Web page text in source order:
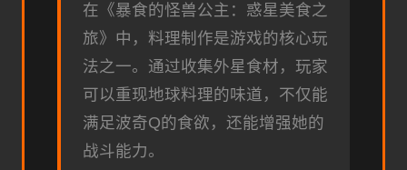
在《暴食的怪兽公主：惑星美食之
旅》中，料理制作是游戏的核心玩
法之一。通过收集外星食材，玩家
可以重现地球料理的味道，不仅能
满足波奇Q的食欲，还能增强她的
战斗能力。